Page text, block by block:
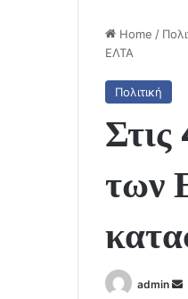
Home /
ΕΛΤΑ
Πολιτική
των
admin